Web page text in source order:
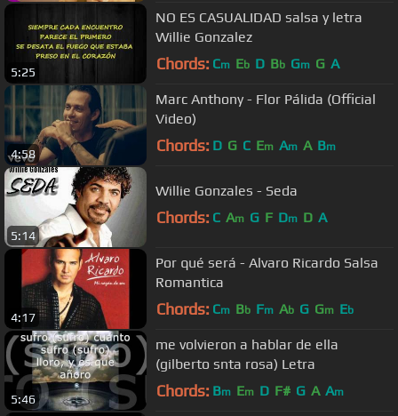
5:25
NO ES CASUALIDAD salsa y letra
Willie Gonzalez
Chords: Cm Eb D Bb Gm G A
4:58
Marc Anthony - Flor Pálida (Official
Video)
Chords: D G C Em Am A Bm
5:14
Willie Gonzales - Seda
Chords: C Am G F Dm D A
4:17
Por qué será - Alvaro Ricardo Salsa
Romantica
Chords: Cm Bb Fm Ab G Gm Eb
5:46
me volvieron a hablar de ella
(gilberto snta rosa) Letra
Chords: Bm Em D F# G A Am